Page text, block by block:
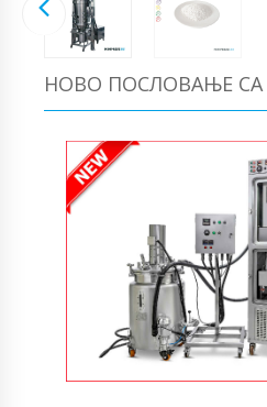
НОВО ПОСЛОВАЊЕ